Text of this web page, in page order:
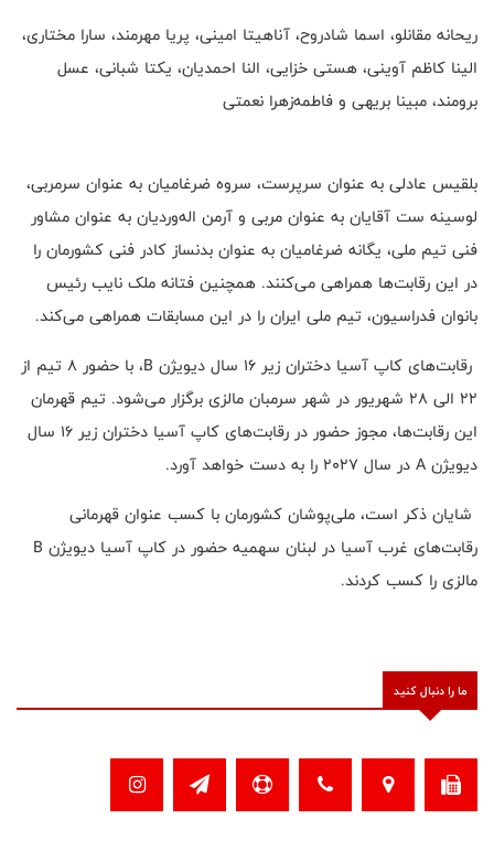
ریحانه مقانلو، اسما شادروح، آناهیتا امینی، پریا مهرمند، سارا مختاری،
الینا کاظم آوینی، هستی خزایی، النا احمدیان، یکتا شبانی، عسل
برومند، مبینا بریهی و فاطمه‌زهرا نعمتی
بلقیس عادلی به عنوان سرپرست، سروه ضرغامیان به عنوان سرمربی،
لوسینه ست آقایان به عنوان مربی و آرمن اله‌وردیان به عنوان مشاور
فنی تیم ملی، یگانه ضرغامیان به عنوان بدنساز کادر فنی کشورمان را
در این رقابت‌ها همراهی می‌کنند. همچنین فتانه ملک نایب رئیس
بانوان فدراسیون، تیم ملی ایران را در این مسابقات همراهی می‌کند.
رقابت‌های کاپ آسیا دختران زیر ۱۶ سال دیویژن B، با حضور ۸ تیم از
۲۲ الی ۲۸ شهریور در شهر سرمبان مالزی برگزار می‌شود. تیم قهرمان
این رقابت‌ها، مجوز حضور در رقابت‌های کاپ آسیا دختران زیر ۱۶ سال
دیویژن A در سال ۲۰۲۷ را به دست خواهد آورد.
شایان ذکر است، ملی‌پوشان کشورمان با کسب عنوان قهرمانی
رقابت‌های غرب آسیا در لبنان سهمیه حضور در کاپ آسیا دیویژن B
مالزی را کسب کردند.
ما را دنبال کنید